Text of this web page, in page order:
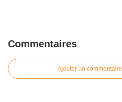
Commentaires
Ajouter un commentaire